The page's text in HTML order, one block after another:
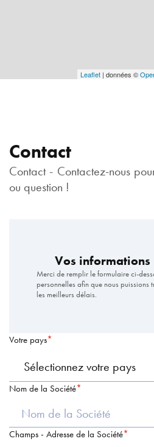
Leaflet | données ©
Contact
Contact - Contactez-nous
ou question !
Vos informations
Merci de remplir le formulaire ci-
personnelles afin que nous
les meilleurs délais.
Votre pays
Nom de la Société
Champs - Adresse de la Société